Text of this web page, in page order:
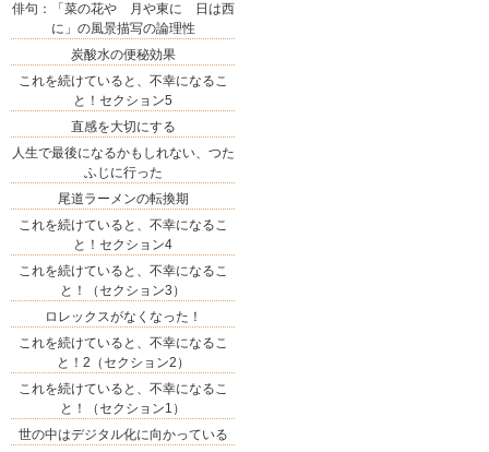
俳句：「菜の花や 月や東に 日は西
に」の風景描写の論理性
炭酸水の便秘効果
これを続けていると、不幸になるこ
と！セクション5
直感を大切にする
人生で最後になるかもしれない、つた
ふじに行った
尾道ラーメンの転換期
これを続けていると、不幸になるこ
と！セクション4
これを続けていると、不幸になるこ
と！（セクション3）
ロレックスがなくなった！
これを続けていると、不幸になるこ
と！2（セクション2）
これを続けていると、不幸になるこ
と！（セクション1）
世の中はデジタル化に向かっている